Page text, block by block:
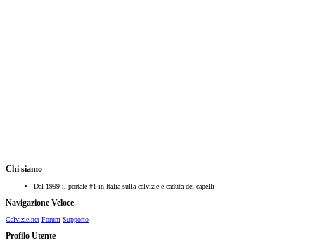
Chi siamo
Dal 1999 il portale #1 in Italia sulla calvizie e caduta dei capelli
Navigazione Veloce
Calvizie.net Forum Supporto
Profilo Utente